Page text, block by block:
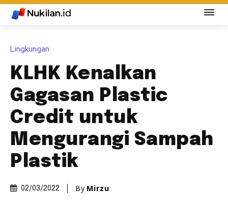
Lingkungan
KLHK Kenalkan
Gagasan Plastic
Credit untuk
Mengurangi Sampah
Plastik
02/03/2022 By Mirzu